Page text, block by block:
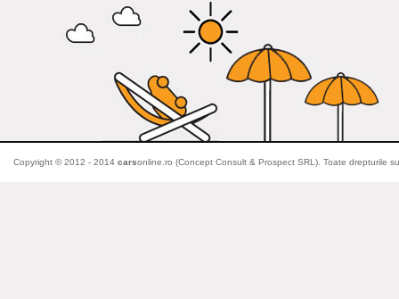
Copyright © 2012 - 2014 carsonline.ro (Concept Consult & Prospect SRL). Toate drepturile